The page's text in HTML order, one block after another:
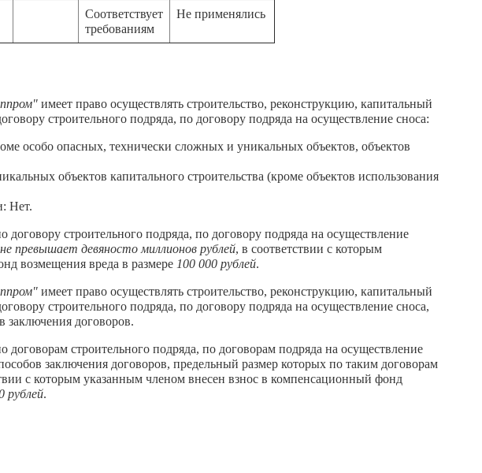
Соответствует
требованиям
Не применялись
имеет право осуществлять строительство, реконструкцию, капитальный
строительного подряда, по договору подряда на осуществление сноса:
особо опасных, технически сложных и уникальных объектов, объектов
объектов капитального строительства (кроме объектов использования
Нет.
договору строительного подряда, по договору подряда на осуществление
не превышает девяносто миллионов рублей, в соответствии с которым
возмещения вреда в размере 100 000 рублей.
имеет право осуществлять строительство, реконструкцию, капитальный
строительного подряда, по договору подряда на осуществление сноса,
заключения договоров.
договорам строительного подряда, по договорам подряда на осуществление
заключения договоров, предельный размер которых по таким договорам
с которым указанным членом внесен взнос в компенсационный фонд
рублей.